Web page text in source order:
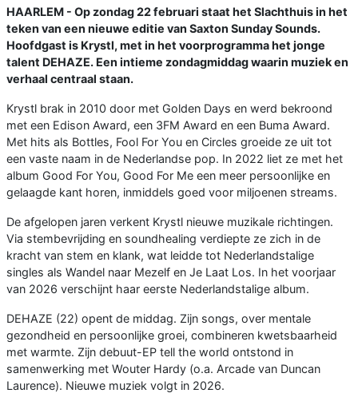
HAARLEM - Op zondag 22 februari staat het Slachthuis in het
teken van een nieuwe editie van Saxton Sunday Sounds.
Hoofdgast is Krystl, met in het voorprogramma het jonge
talent DEHAZE. Een intieme zondagmiddag waarin muziek en
verhaal centraal staan.
Krystl brak in 2010 door met Golden Days en werd bekroond
met een Edison Award, een 3FM Award en een Buma Award.
Met hits als Bottles, Fool For You en Circles groeide ze uit tot
een vaste naam in de Nederlandse pop. In 2022 liet ze met het
album Good For You, Good For Me een meer persoonlijke en
gelaagde kant horen, inmiddels goed voor miljoenen streams.
De afgelopen jaren verkent Krystl nieuwe muzikale richtingen.
Via stembevrijding en soundhealing verdiepte ze zich in de
kracht van stem en klank, wat leidde tot Nederlandstalige
singles als Wandel naar Mezelf en Je Laat Los. In het voorjaar
van 2026 verschijnt haar eerste Nederlandstalige album.
DEHAZE (22) opent de middag. Zijn songs, over mentale
gezondheid en persoonlijke groei, combineren kwetsbaarheid
met warmte. Zijn debuut-EP tell the world ontstond in
samenwerking met Wouter Hardy (o.a. Arcade van Duncan
Laurence). Nieuwe muziek volgt in 2026.